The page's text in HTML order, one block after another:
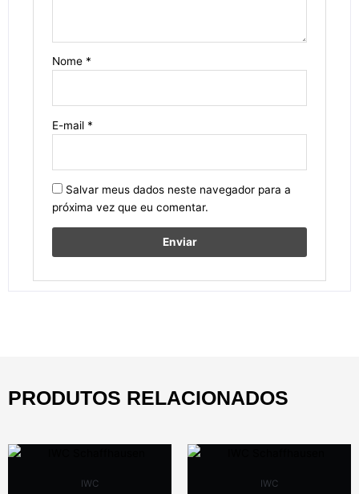
Nome *
E-mail *
Salvar meus dados neste navegador para a
próxima vez que eu comentar.
PRODUTOS RELACIONADOS
IWC IWC